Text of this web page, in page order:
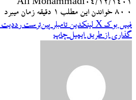
Ali Mohammadi ۰۴/۱۲/۱۴۰۱
۰
خواندن این مطلب 1 دقیقه زمان میبرد
فیس بوک X لینکدین ‫تامبلر ‫پین‌ترست ‫رددیت
گذاری از طریق ایمیل چاپ